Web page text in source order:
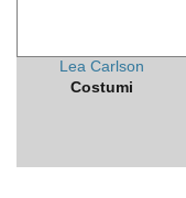
Lea Carlson
Costumi